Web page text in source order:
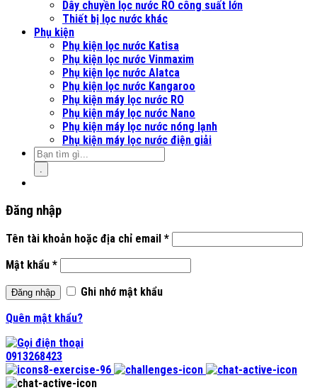
Dây chuyền lọc nước RO công suất lớn
Thiết bị lọc nước khác
Phụ kiện
Phụ kiện lọc nước Katisa
Phụ kiện lọc nước Vinmaxim
Phụ kiện lọc nước Alatca
Phụ kiện lọc nước Kangaroo
Phụ kiện máy lọc nước RO
Phụ kiện máy lọc nước Nano
Phụ kiện máy lọc nước nóng lạnh
Phụ kiện máy lọc nước điện giải
Đăng nhập
Tên tài khoản hoặc địa chỉ email *
Mật khẩu *
Đăng nhập
Ghi nhớ mật khẩu
Quên mật khẩu?
0913268423